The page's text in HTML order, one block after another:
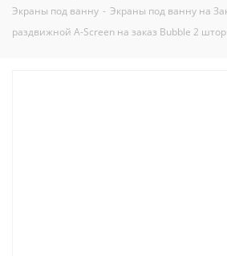
Экраны под ванну - Экраны под ванну на
раздвижной A-Screen на заказ Bubble 2